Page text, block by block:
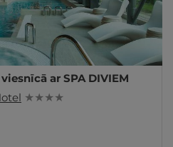
ar SPA DIVIEM
★ ★ ★ ★